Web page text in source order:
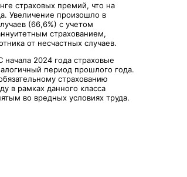
страховых премий, что на
Увеличение произошло в
(66,6%) с учетом
страхованием,
от несчастных случаев.
2024 года страховые
период прошлого года.
страхованию
в рамках данного класса
во вредных условиях труда.